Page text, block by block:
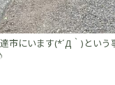
市にいます(*´Д｀)とい